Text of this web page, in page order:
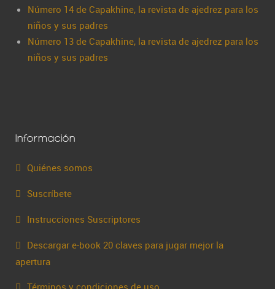
Número 14 de Capakhine, la revista de ajedrez para los
niños y sus padres
Número 13 de Capakhine, la revista de ajedrez para los
niños y sus padres
Información
Quiénes somos
Suscríbete
Instrucciones Suscriptores
Descargar e-book 20 claves para jugar mejor la
apertura
Términos y condiciones de uso